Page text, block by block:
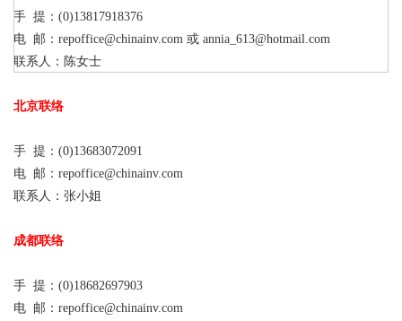
手 提：(0)13817918376
电 邮：repoffice@chinainv.com 或 annia_613@hotmail.com
联系人：陈女士
北京联络
手 提：(0)13683072091
电 邮：repoffice@chinainv.com
联系人：张小姐
成都联络
手 提：(0)18682697903
电 邮：repoffice@chinainv.com